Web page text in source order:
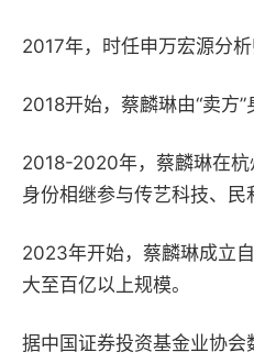
2017年，时任申万宏源分
2018开始，蔡麟琳由“卖方”
2018-2020年，蔡麟琳在
身份相继参与传艺科技、民
2023年开始，蔡麟琳成立
大至百亿以上规模。
据中国证券投资基金业协